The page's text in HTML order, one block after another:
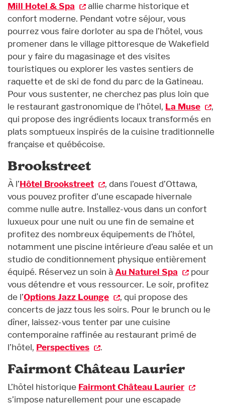
Mill Hotel & Spa
allie charme historique et
confort moderne. Pendant votre séjour, vous
pourrez vous faire dorloter au spa de l’hôtel, vous
promener dans le village pittoresque de Wakefield
pour y faire du magasinage et des visites
touristiques ou explorer les vastes sentiers de
raquette et de ski de fond du parc de la Gatineau.
Pour vous sustenter, ne cherchez pas plus loin que
le restaurant gastronomique de l’hôtel, La Muse
,
qui propose des ingrédients locaux transformés en
plats somptueux inspirés de la cuisine traditionnelle
française et québécoise.
Brookstreet
À l’Hôtel Brookstreet
, dans l’ouest d’Ottawa,
vous pouvez profiter d’une escapade hivernale
comme nulle autre. Installez-vous dans un confort
luxueux pour une nuit ou une fin de semaine et
profitez des nombreux équipements de l’hôtel,
notamment une piscine intérieure d’eau salée et un
studio de conditionnement physique entièrement
équipé. Réservez un soin à Au Naturel Spa
pour
vous détendre et vous ressourcer. Le soir, profitez
de l’Options Jazz Lounge
, qui propose des
concerts de jazz tous les soirs. Pour le brunch ou le
dîner, laissez-vous tenter par une cuisine
contemporaine raffinée au restaurant primé de
l’hôtel, Perspectives .
Fairmont Château Laurier
L’hôtel historique Fairmont Château Laurier
s’impose naturellement pour une escapade